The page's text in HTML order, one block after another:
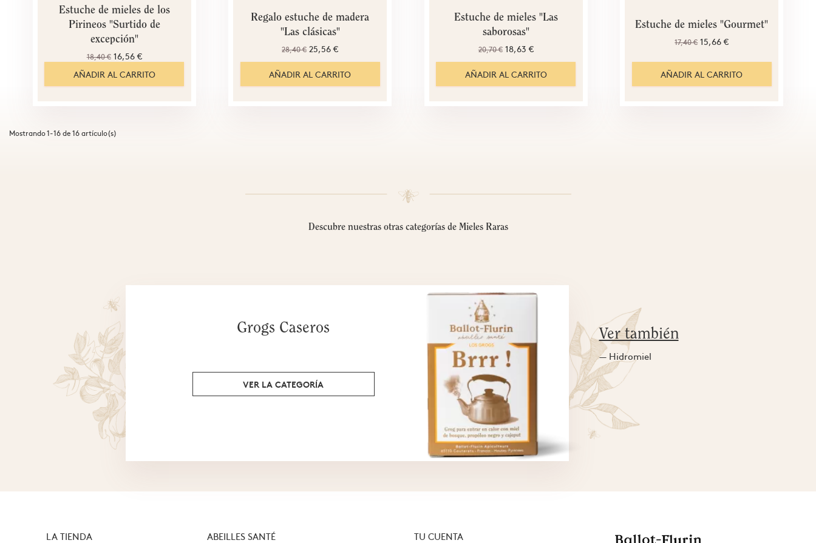
Descubre nuestras otras categorías de Mieles Raras
Grogs Caseros
VER LA CATEGORÍA
Ver también
— Hidromiel
Estuche de mieles de los
Pirineos "Surtido de
excepción"
18,40 € 16,56 €
AÑADIR AL CARRITO
Regalo estuche de madera
"Las clásicas"
28,40 € 25,56 €
AÑADIR AL CARRITO
Estuche de mieles "Las
saborosas"
20,70 € 18,63 €
AÑADIR AL CARRITO
Estuche de mieles "Gourmet"
17,40 € 15,66 €
AÑADIR AL CARRITO
Mostrando 1-16 de 16 artículo(s)
LA TIENDA ABEILLES SANTÉ TU CUENTA